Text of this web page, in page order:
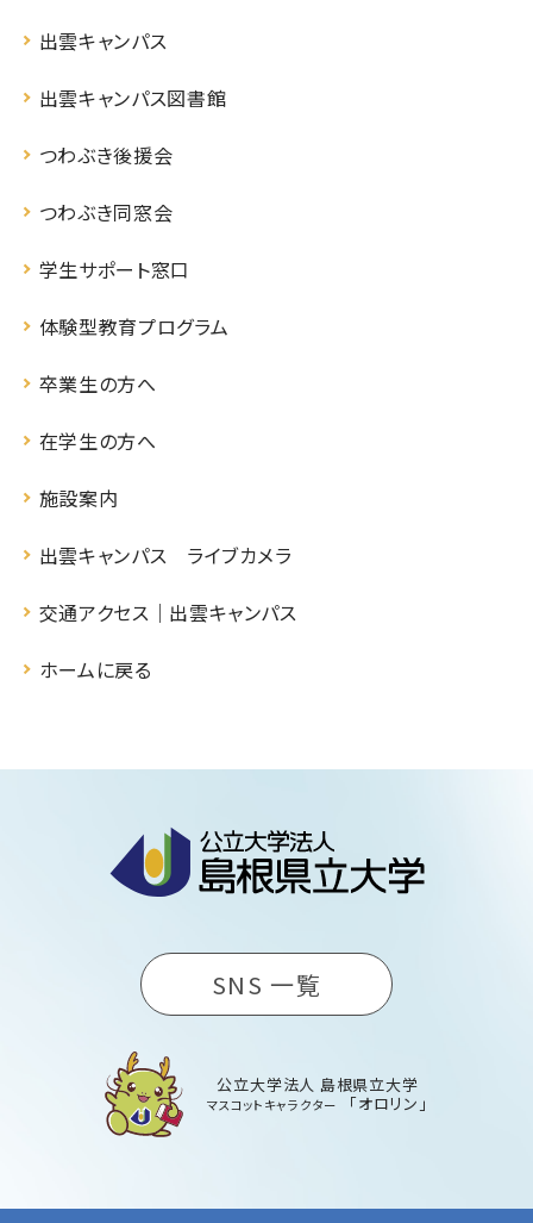
出雲キャンパス
出雲キャンパス図書館
つわぶき後援会
つわぶき同窓会
学生サポート窓口
体験型教育プログラム
卒業生の方へ
在学生の方へ
施設案内
出雲キャンパス ライブカメラ
交通アクセス｜出雲キャンパス
ホームに戻る
SNS 一覧
公立大学法人 島根県立大学
マスコットキャラクター 「オロリン」